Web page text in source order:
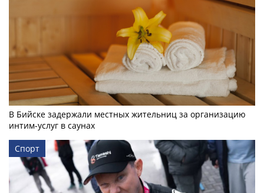
В Бийске задержали местных жительниц за организацию
интим-услуг в саунах
Спорт